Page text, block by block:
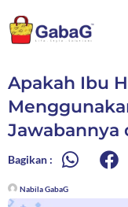
ke
konten
Apakah Ibu
Jawabannya
Bagikan :
Nabila GabaG